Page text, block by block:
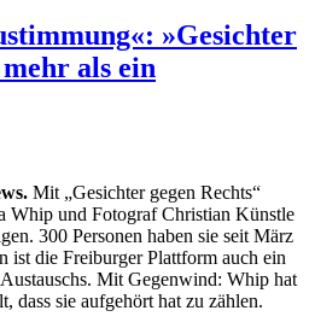
»Gesichter
als ein
Mit „Gesichter gegen Rechts“
Whip und Fotograf Christian Künstle
300 Personen haben sie seit März
ist die Freiburger Plattform auch ein
Mit Gegenwind: Whip hat
dass sie aufgehört hat zu zählen.